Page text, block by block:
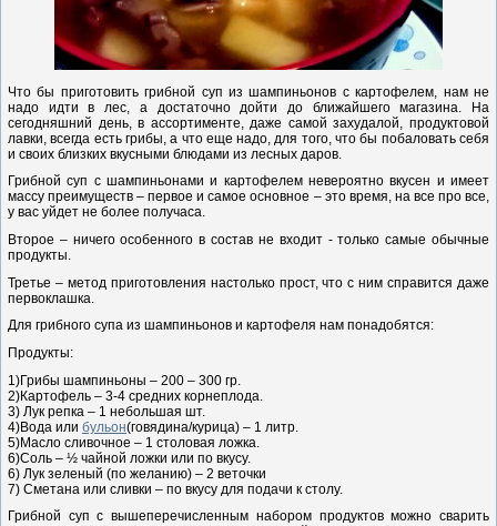
Что бы приготовить грибной суп из шампиньонов с картофелем, нам не
надо идти в лес, а достаточно дойти до ближайшего магазина. На
сегодняшний день, в ассортименте, даже самой захудалой, продуктовой
лавки, всегда есть грибы, а что еще надо, для того, что бы побаловать себя
и своих близких вкусными блюдами из лесных даров.
Грибной суп с шампиньонами и картофелем невероятно вкусен и имеет
массу преимуществ – первое и самое основное – это время, на все про все,
у вас уйдет не более получаса.
Второе – ничего особенного в состав не входит - только самые обычные
продукты.
Третье – метод приготовления настолько прост, что с ним справится даже
первоклашка.
Для грибного супа из шампиньонов и картофеля нам понадобятся:
Продукты:
1)Грибы шампиньоны – 200 – 300 гр.
2)Картофель – 3-4 средних корнеплода.
3) Лук репка – 1 небольшая шт.
4)Вода или бульон(говядина/курица) – 1 литр.
5)Масло сливочное – 1 столовая ложка.
6)Соль – ½ чайной ложки или по вкусу.
6) Лук зеленый (по желанию) – 2 веточки
7) Сметана или сливки – по вкусу для подачи к столу.
Грибной суп с вышеперечисленным набором продуктов можно сварить